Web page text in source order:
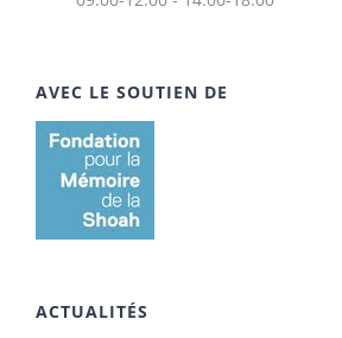
AVEC LE SOUTIEN DE
ACTUALITÉS